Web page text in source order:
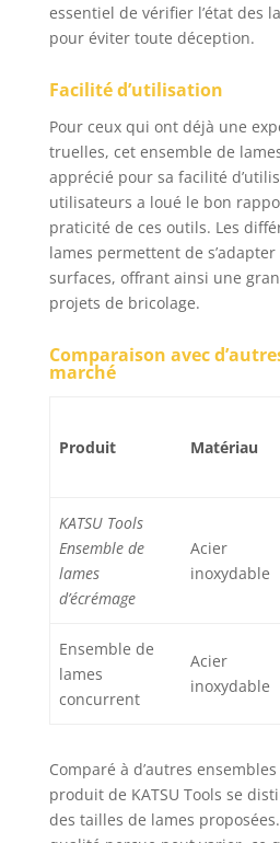
essentiel de vérifier l’état des
pour éviter toute déception.
Facilité d’utilisation
Pour ceux qui ont déjà une
truelles, cet ensemble de
apprécié pour sa facilité
utilisateurs a loué le bon
praticité de ces outils. Les
lames permettent de
surfaces, offrant ainsi une
projets de bricolage.
Comparaison avec
marché
Produit Matériau
KATSU Tools
Ensemble de
lames
d’écrémage
Acier
inoxydable
Ensemble de
lames
concurrent
Acier
inoxydable
Comparé à d’autres
produit de KATSU Tools se
des tailles de lames